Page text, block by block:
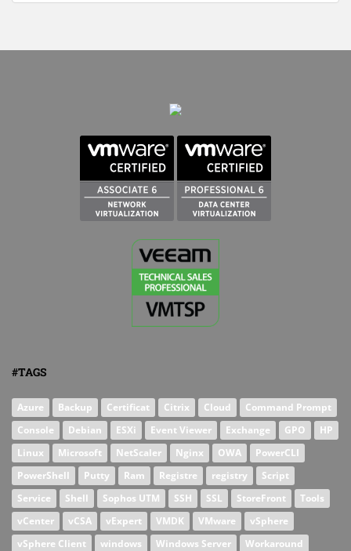
#TAGS
Azure Backup Certificat Citrix Cloud
Command Prompt
Console
Debian ESXi Event Viewer Exchange GPO
HP
Linux
Microsoft NetScaler Nginx OWA
PowerCLI
PowerShell
Putty Ram Registre registry
Script
Service
Shell Sophos UTM SSH SSL StoreFront
Tools
vCenter
vCSA vExpert VMDK VMware
vSphere
vSphere Client
windows Windows Server
Workaround